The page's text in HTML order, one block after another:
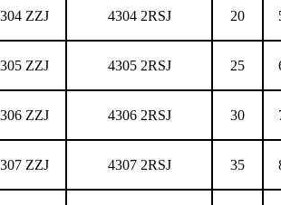
ZZJ 4304 2RSJ 20
ZZJ 4305 2RSJ 25
ZZJ 4306 2RSJ 30
ZZJ 4307 2RSJ 35